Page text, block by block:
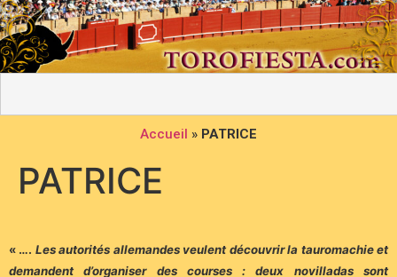
Accueil » PATRICE
PATRICE
« …. Les autorités allemandes veulent découvrir la tauromachie et
demandent d’organiser des courses : deux novilladas sont